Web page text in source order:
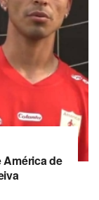
América de